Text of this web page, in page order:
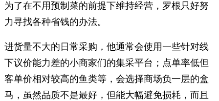
为了在不用预制菜的前提下维持经营，罗根只好努
力寻找各种省钱的办法。
进货量不大的日常采购，他通常会使用一些针对线
下议价能力差的小商家们的集采平台；点单率低但
客单价相对较高的鱼类等，会选择商场负一层的盒
马，虽然品质不是最好，但能大幅避免损耗，而且